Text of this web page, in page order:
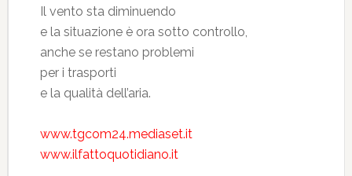
Il vento sta diminuendo
e la situazione è ora sotto controllo,
anche se restano problemi
per i trasporti
e la qualità dell’aria.
www.tgcom24.mediaset.it
www.ilfattoquotidiano.it